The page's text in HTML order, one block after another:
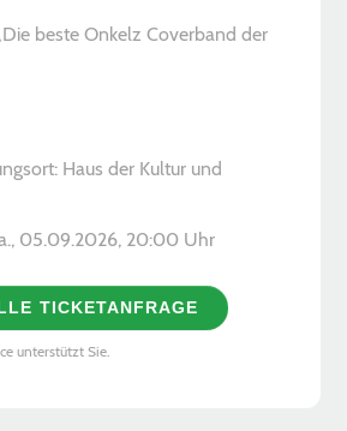
beste Onkelz Coverband der
Haus der Kultur und
05.09.2026, ­20:00 Uhr
TICKETANFRAGE
unterstützt Sie.